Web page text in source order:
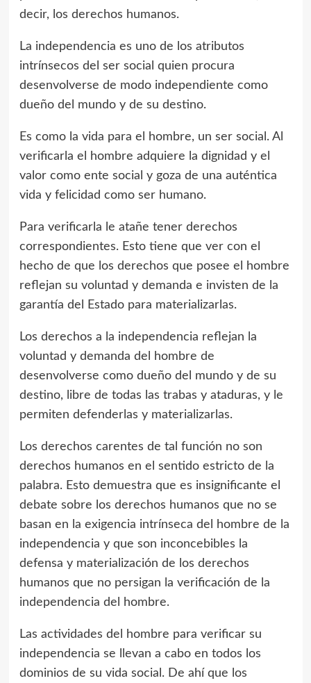
decir, los derechos humanos.
La independencia es uno de los atributos
intrínsecos del ser social quien procura
desenvolverse de modo independiente como
dueño del mundo y de su destino.
Es como la vida para el hombre, un ser social. Al
verificarla el hombre adquiere la dignidad y el
valor como ente social y goza de una auténtica
vida y felicidad como ser humano.
Para verificarla le atañe tener derechos
correspondientes. Esto tiene que ver con el
hecho de que los derechos que posee el hombre
reflejan su voluntad y demanda e invisten de la
garantía del Estado para materializarlas.
Los derechos a la independencia reflejan la
voluntad y demanda del hombre de
desenvolverse como dueño del mundo y de su
destino, libre de todas las trabas y ataduras, y le
permiten defenderlas y materializarlas.
Los derechos carentes de tal función no son
derechos humanos en el sentido estricto de la
palabra. Esto demuestra que es insignificante el
debate sobre los derechos humanos que no se
basan en la exigencia intrínseca del hombre de la
independencia y que son inconcebibles la
defensa y materialización de los derechos
humanos que no persigan la verificación de la
independencia del hombre.
Las actividades del hombre para verificar su
independencia se llevan a cabo en todos los
dominios de su vida social. De ahí que los